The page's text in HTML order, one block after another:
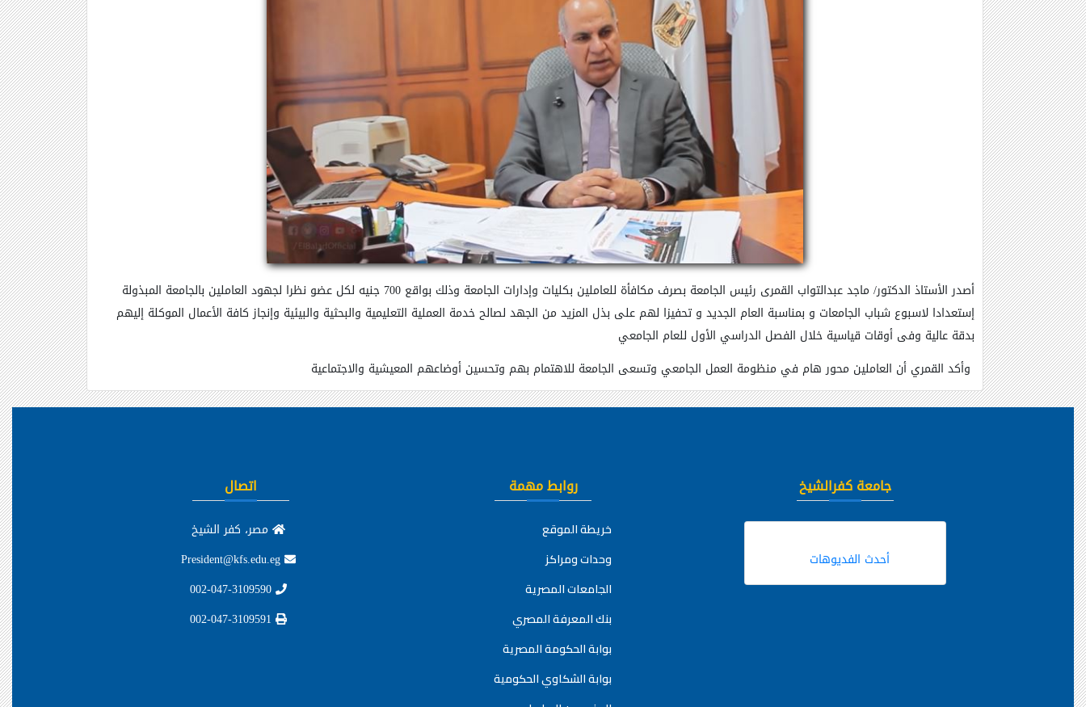
أصدر الأستاذ الدكتور/ ماجد عبدالتواب القمرى رئيس الجامعة بصرف مكافأة للعاملين بكليات وإدارات الجامعة وذلك بواقع 700 جنيه لكل عضو نظرا لجهود العاملين بالجامعة المبذولة
إستعدادا لاسبوع شباب الجامعات و بمناسبة العام الجديد و تحفيزا لهم على بذل المزيد من الجهد لصالح خدمة العملية التعليمية والبحثية والبيئية وإنجاز كافة الأعمال الموكلة إليهم
بدقة عالية وفى أوقات قياسية خلال الفصل الدراسي الأول للعام الجامعي
وأكد القمري أن العاملين محور هام في منظومة العمل الجامعي وتسعى الجامعة للاهتمام بهم وتحسين أوضاعهم المعيشية والاجتماعية
جامعة كفرالشيخ
أحدث الفديوهات
روابط مهمة
خريطة الموقع
وحدات ومراكز
الجامعات المصرية
بنك المعرفة المصري
بوابة الحكومة المصرية
بوابة الشكاوي الحكومية
اتصال
مصر، كفر الشيخ